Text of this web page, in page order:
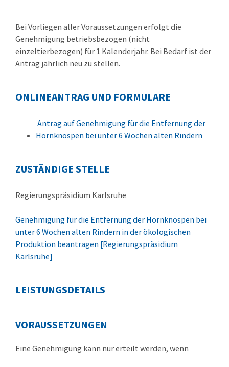
Bei Vorliegen aller Voraussetzungen erfolgt die
Genehmigung betriebsbezogen (nicht
einzeltierbezogen) für 1 Kalenderjahr. Bei Bedarf ist der
Antrag jährlich neu zu stellen.
ONLINEANTRAG UND FORMULARE
Antrag auf Genehmigung für die Entfernung der
Hornknospen bei unter 6 Wochen alten Rindern
ZUSTÄNDIGE STELLE
Regierungspräsidium Karlsruhe
Genehmigung für die Entfernung der Hornknospen bei
unter 6 Wochen alten Rindern in der ökologischen
Produktion beantragen [Regierungspräsidium
Karlsruhe]
LEISTUNGSDETAILS
VORAUSSETZUNGEN
Eine Genehmigung kann nur erteilt werden, wenn